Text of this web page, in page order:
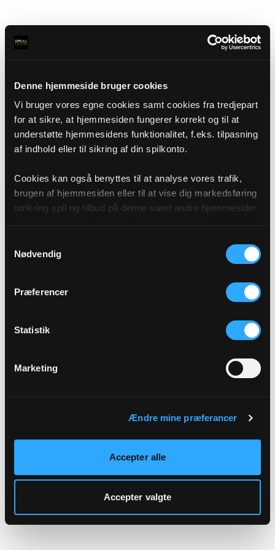
Denne hjemmeside bruger cookies
Vi bruger vores egne cookies samt cookies fra tredjepart
for at sikre, at hjemmesiden fungerer korrekt og til at
understøtte hjemmesidens funktionalitet, f.eks. tilpasning
af indhold eller til sikring af din spilkonto.
Cookies kan også benyttes til at analyse vores trafik,
brugen af hjemmesiden eller til at vise dig markedsføring
omkring spil og tilbud på denne samt andre hjemmesider
af cookies under "Detaljer" eller ved at klikke videre til
vores Cookiepolitik, som du finder i bunden af vores
Nødvendig
Præferencer
Statistik
Marketing
Ændre mine præferancer
Accepter alle
Accepter valgte